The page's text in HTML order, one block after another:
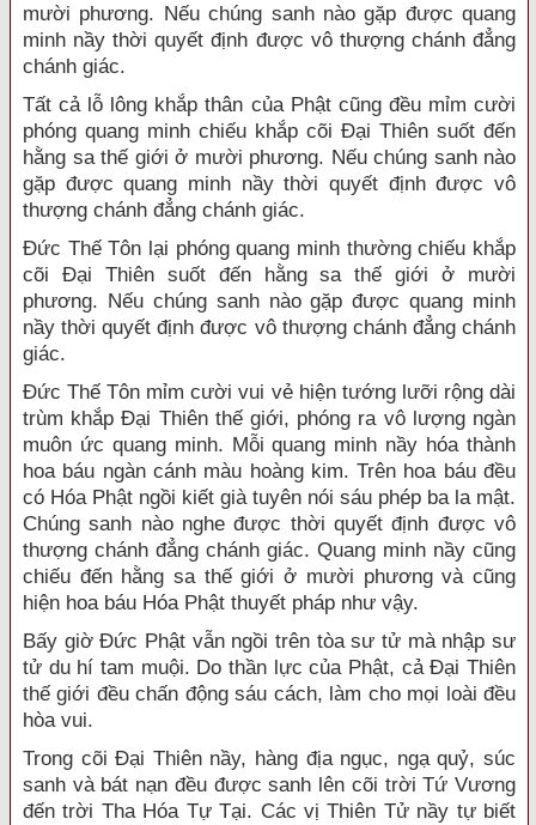
mười phương. Nếu chúng sanh nào gặp được quang
minh nầy thời quyết định được vô thượng chánh đẳng
chánh giác.
Tất cả lỗ lông khắp thân của Phật cũng đều mỉm cười
phóng quang minh chiếu khắp cõi Đại Thiên suốt đến
hằng sa thế giới ở mười phương. Nếu chúng sanh nào
gặp được quang minh nầy thời quyết định được vô
thượng chánh đẳng chánh giác.
Đức Thế Tôn lại phóng quang minh thường chiếu khắp
cõi Đại Thiên suốt đến hằng sa thế giới ở mười
phương. Nếu chúng sanh nào gặp được quang minh
nầy thời quyết định được vô thượng chánh đẳng chánh
giác.
Đức Thế Tôn mỉm cười vui vẻ hiện tướng lưỡi rộng dài
trùm khắp Đại Thiên thế giới, phóng ra vô lượng ngàn
muôn ức quang minh. Mỗi quang minh nầy hóa thành
hoa báu ngàn cánh màu hoàng kim. Trên hoa báu đều
có Hóa Phật ngồi kiết già tuyên nói sáu phép ba la mật.
Chúng sanh nào nghe được thời quyết định được vô
thượng chánh đẳng chánh giác. Quang minh nầy cũng
chiếu đến hằng sa thế giới ở mười phương và cũng
hiện hoa báu Hóa Phật thuyết pháp như vậy.
Bấy giờ Đức Phật vẫn ngồi trên tòa sư tử mà nhập sư
tử du hí tam muội. Do thần lực của Phật, cả Đại Thiên
thế giới đều chấn động sáu cách, làm cho mọi loài đều
hòa vui.
Trong cõi Đại Thiên nầy, hàng địa ngục, ngạ quỷ, súc
sanh và bát nạn đều được sanh lên cõi trời Tứ Vương
đến trời Tha Hóa Tự Tại. Các vị Thiên Tử nầy tự biết